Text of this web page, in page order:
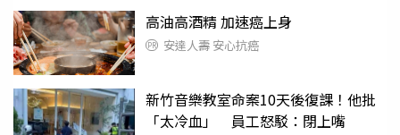
高油高酒精 加速癌上身
安達人壽 安心抗癌
新竹音樂教室命案10天後復課！他批
「太冷血」 員工怒駁：閉上嘴